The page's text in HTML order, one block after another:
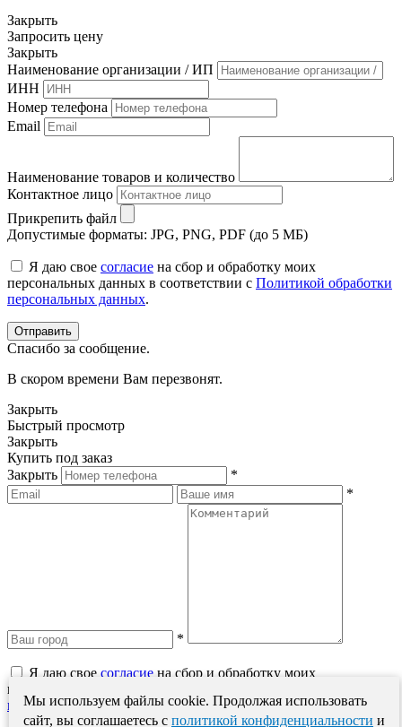
Мы используем файлы cookie. Продолжая использовать
сайт, вы соглашаетесь с политикой конфиденциальности и
Закрыть
Запросить цену
Закрыть
Наименование организации / ИП
ИНН
Номер телефона
Email
Наименование товаров и количество
Контактное лицо
Прикрепить файл
Допустимые форматы: JPG, PNG, PDF (до 5 МБ)
Я даю свое согласие на сбор и обработку моих
персональных данных в соответствии с Политикой обработки
персональных данных.
Спасибо за сообщение.
В скором времени Вам перезвонят.
Закрыть
Быстрый просмотр
Закрыть
Купить под заказ
Закрыть
*
*
*
Я даю своесогласиена сбор и обработку моих
персональных данных в соответствии с
персональных данных.